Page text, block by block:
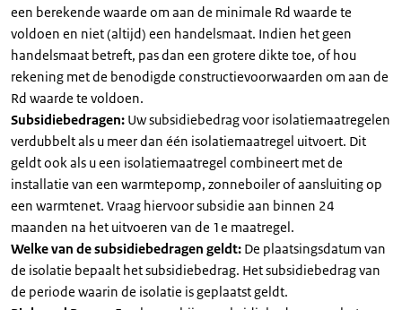
een berekende waarde om aan de minimale Rd waarde te
voldoen en niet (altijd) een handelsmaat. Indien het geen
handelsmaat betreft, pas dan een grotere dikte toe, of hou
rekening met de benodigde constructievoorwaarden om aan de
Rd waarde te voldoen.
Subsidiebedragen: Uw subsidiebedrag voor isolatiemaatregelen
verdubbelt als u meer dan één isolatiemaatregel uitvoert. Dit
geldt ook als u een isolatiemaatregel combineert met de
installatie van een warmtepomp, zonneboiler of aansluiting op
een warmtenet. Vraag hiervoor subsidie aan binnen 24
maanden na het uitvoeren van de 1e maatregel.
Welke van de subsidiebedragen geldt: De plaatsingsdatum van
de isolatie bepaalt het subsidiebedrag. Het subsidiebedrag van
de periode waarin de isolatie is geplaatst geldt.